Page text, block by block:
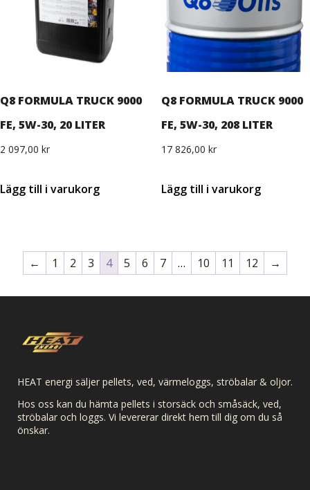
Q8 FORMULA TRUCK 9000
FE, 5W-30, 20 LITER
2 097,00 kr
Lägg till i varukorg
Q8 FORMULA TRUCK 9000
FE, 5W-30, 208 LITER
17 826,00 kr
Lägg till i varukorg
← 1 2 3 4 5 6 7 … 10 11 12 →
HEAT energi säljer pellets, ved, värmeloggs, ströbalar & oljor.
Hos oss kan du hämta pellets i storsäck och småsäck, ved,
ströbalar och loggs. Vi levererar direkt hem till dig om du så
önskar.